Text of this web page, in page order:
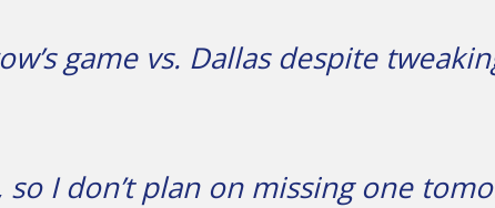
game vs. Dallas despite
so I don’t plan on missing one